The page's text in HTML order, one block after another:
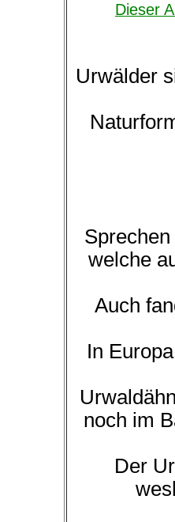
Dieser
Urwälder
welche
Auch
In
noch im
Der